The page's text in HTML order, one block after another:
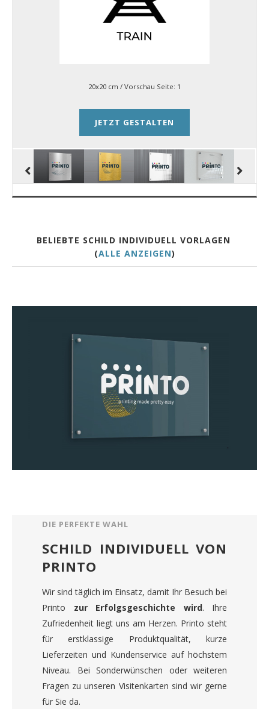
20x20 cm / Vorschau Seite: 1
JETZT GESTALTEN
BELIEBTE SCHILD INDIVIDUELL VORLAGEN
(ALLE ANZEIGEN)
DIE PERFEKTE WAHL
SCHILD INDIVIDUELL VON
PRINTO
Wir sind täglich im Einsatz, damit Ihr Besuch bei
Printo zur Erfolgsgeschichte wird. Ihre
Zufriedenheit liegt uns am Herzen. Printo steht
für erstklassige Produktqualität, kurze
Lieferzeiten und Kundenservice auf höchstem
Niveau. Bei Sonderwünschen oder weiteren
Fragen zu unseren Visitenkarten sind wir gerne
für Sie da.